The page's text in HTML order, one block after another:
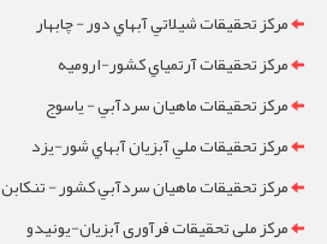
مرکز تحقيقات شيلاتي آبهاي دور - چابهار
مرکز تحقيقات آرتمياي کشور-ارومیه
مرکز تحقيقات ماهيان سردآبي - ياسوج
مرکز تحقيقات ملي آبزيان آبهاي شور-یزد
مرکز تحقيقات ماهيان سردآبي کشور - تنکابن
مرکز ملی تحقیقات فرآوری آبزیان-یونیدو